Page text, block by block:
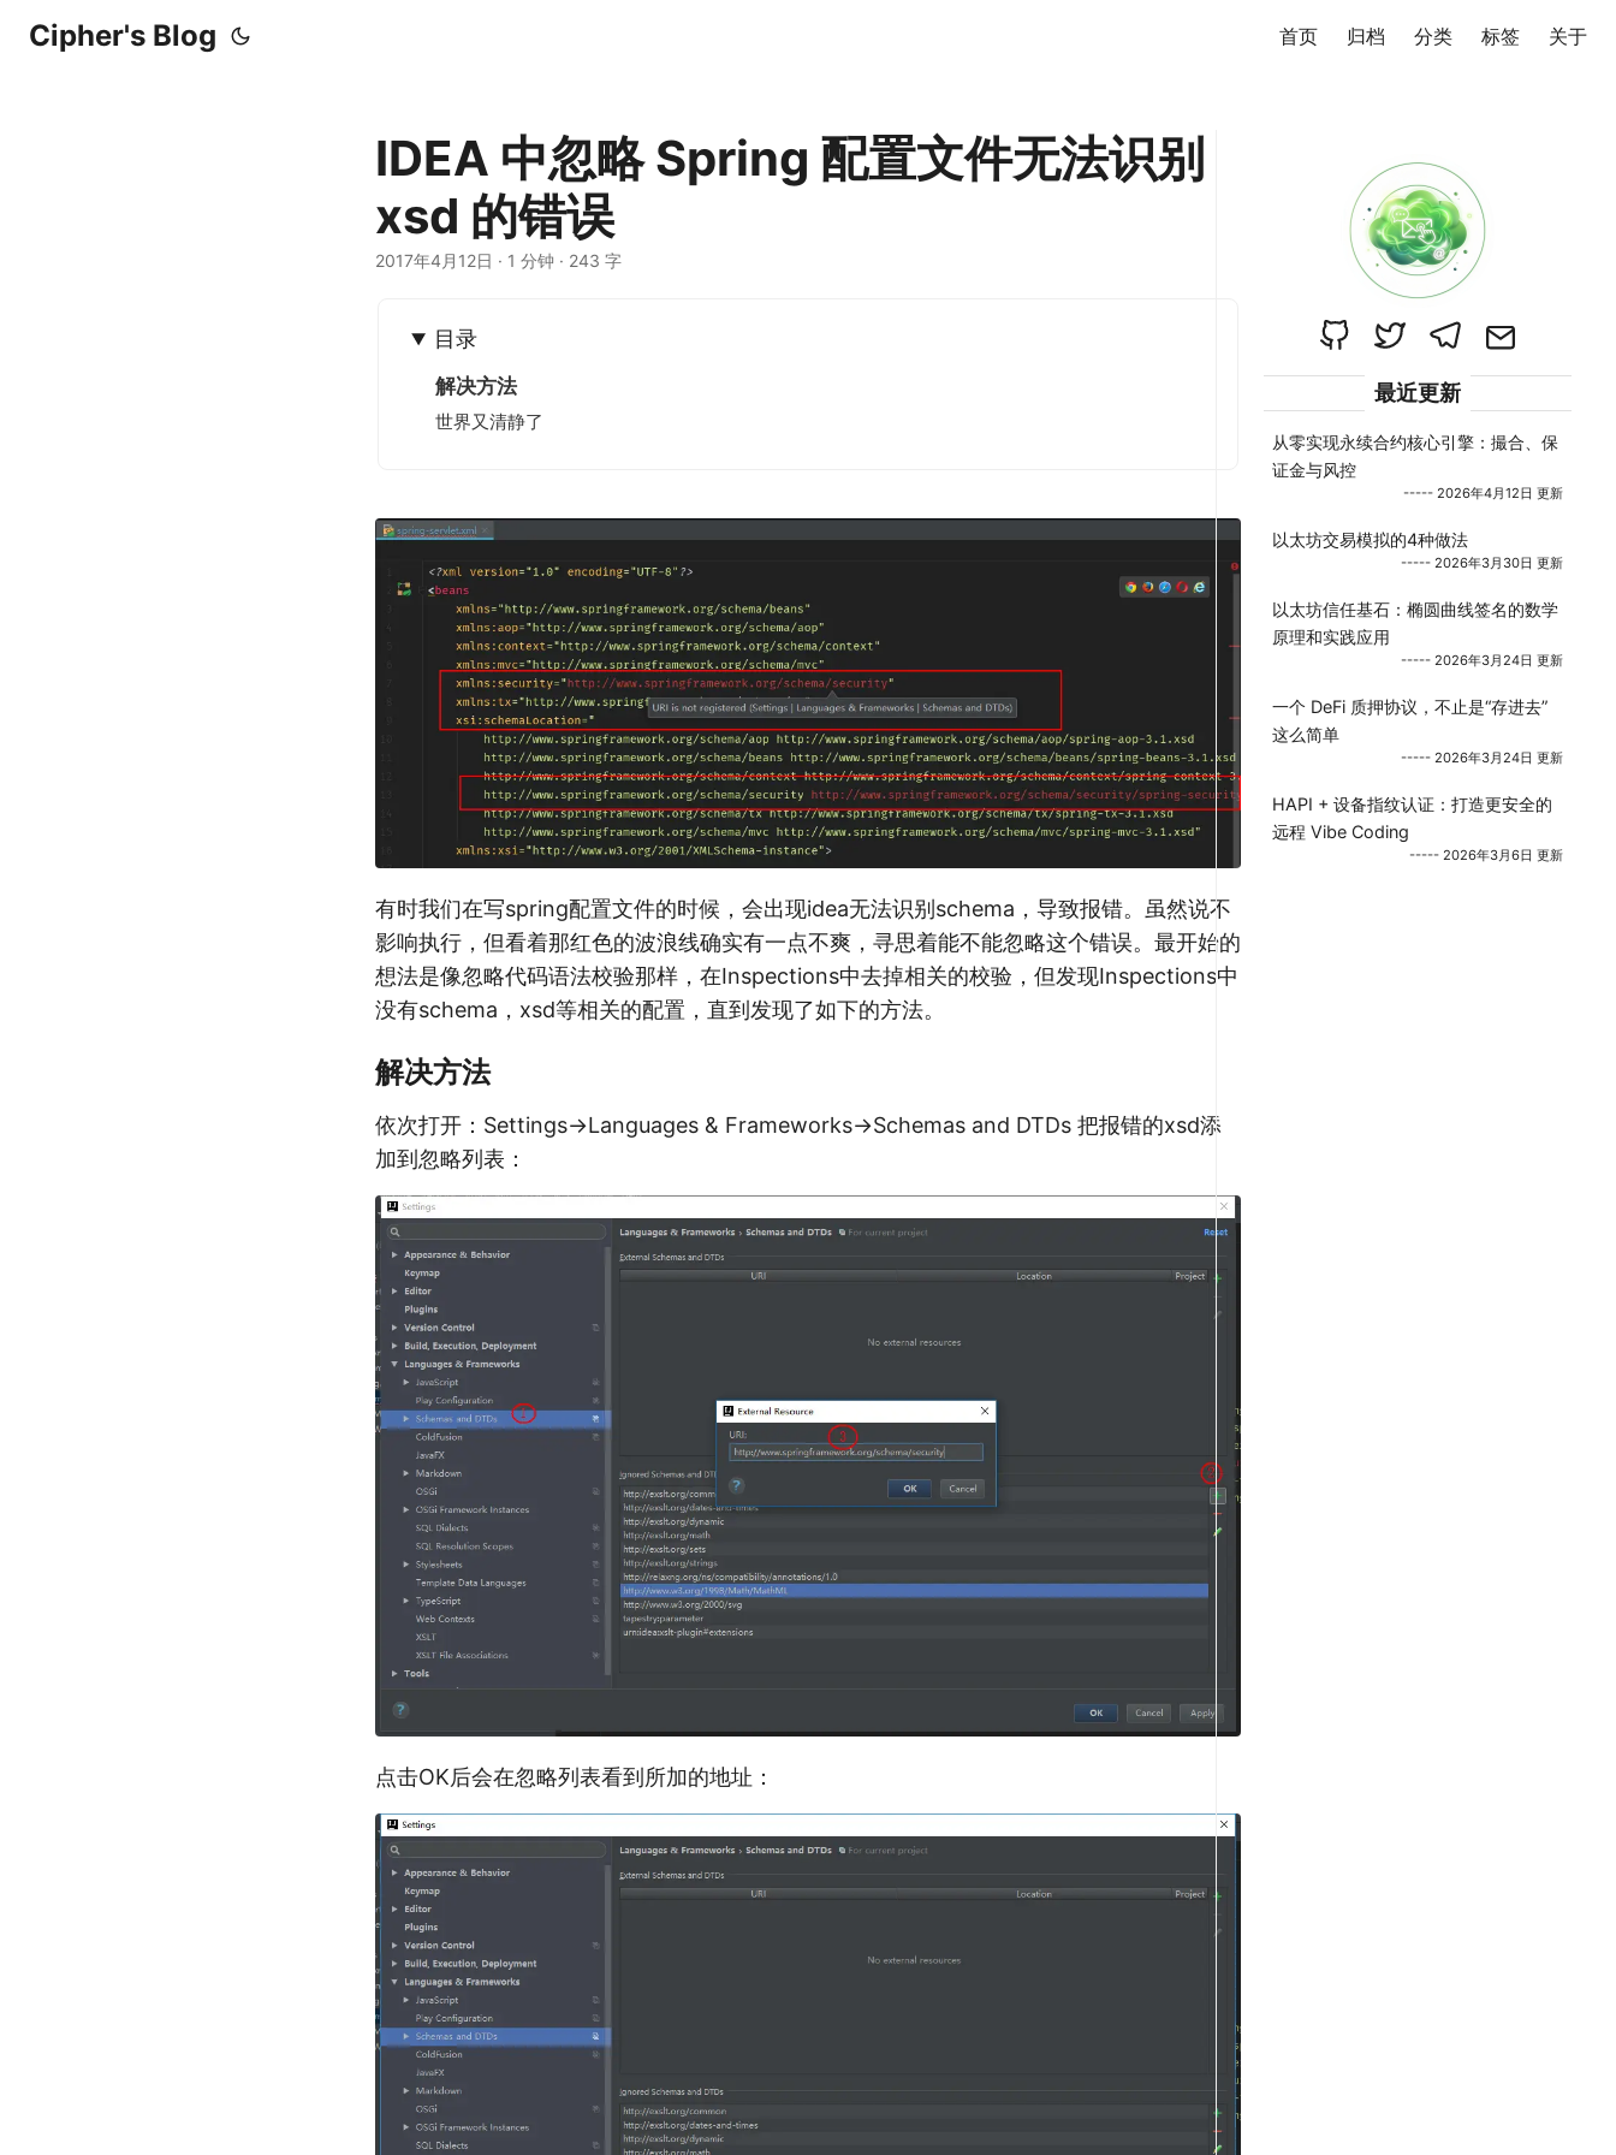
Cipher's Blog 首页 归档 分类 标签 关于
IDEA 中忽略 Spring 配置文件无法识别
xsd 的错误
2017年4月12日 · 1 分钟 · 243 字
目录
解决方法
世界又清静了
有时我们在写spring配置文件的时候，会出现idea无法识别schema，导致报错。虽然说不
影响执行，但看着那红色的波浪线确实有一点不爽，寻思着能不能忽略这个错误。最开始的
想法是像忽略代码语法校验那样，在Inspections中去掉相关的校验，但发现Inspections中
没有schema，xsd等相关的配置，直到发现了如下的方法。
解决方法
依次打开：Settings->Languages & Frameworks->Schemas and DTDs 把报错的xsd添
加到忽略列表：
点击OK后会在忽略列表看到所加的地址：
最近更新
从零实现永续合约核心引擎：撮合、保
证金与风控
----- 2026年4月12日 更新
以太坊交易模拟的4种做法
----- 2026年3月30日 更新
以太坊信任基石：椭圆曲线签名的数学
原理和实践应用
----- 2026年3月24日 更新
一个 DeFi 质押协议，不止是“存进去”
这么简单
----- 2026年3月24日 更新
HAPI + 设备指纹认证：打造更安全的
远程 Vibe Coding
----- 2026年3月6日 更新